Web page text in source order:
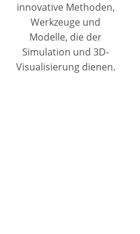
innovative Methoden,
Werkzeuge und
Modelle, die der
Simulation und 3D-
Visualisierung dienen.